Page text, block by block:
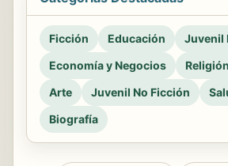
Ficción Educación
Juvenil
Economía y Negocios
Religión
Arte
Juvenil No Ficción
Biografía